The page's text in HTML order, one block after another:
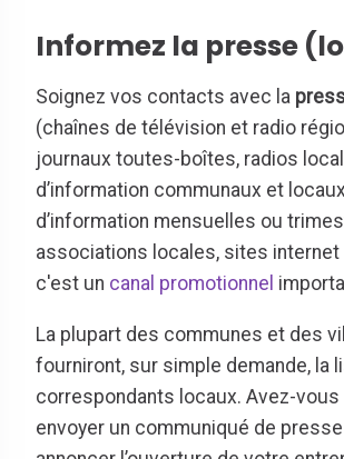
Informez la presse
Soignez vos contacts avec la
(chaînes de télévision et radio
journaux toutes-boîtes, radios
d’information communaux et
d’information mensuelles ou
associations locales, sites internet
c'est un canal promotionnel
La plupart des communes et des
fourniront, sur simple demande, la
correspondants locaux. Avez-vous
envoyer un communiqué de